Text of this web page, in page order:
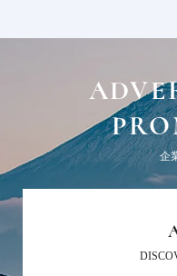
企